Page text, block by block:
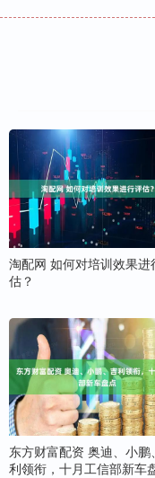
淘配网 如何对培训效果进
估？
东方财富配资 奥迪、小鹏
利领衔，十月工信部新车